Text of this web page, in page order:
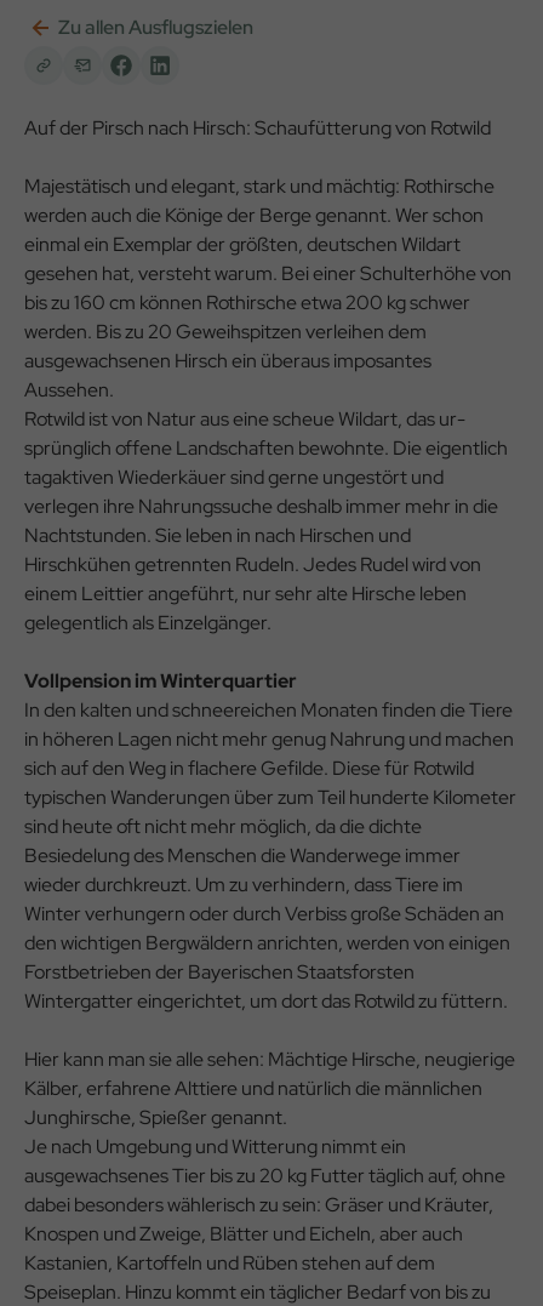
Zu allen Ausflugszielen
Auf der Pirsch nach Hirsch: Schaufütterung von Rotwild
Majestätisch und elegant, stark und mächtig: Rothirsche
werden auch die Könige der Berge genannt. Wer schon
ein­mal ein Exemplar der größten, deutschen Wildart
gesehen hat, versteht warum. Bei einer Schulterhöhe von
bis zu 160 cm können Rothirsche etwa 200 kg schwer
werden. Bis zu 20 Geweihspitzen verleihen dem
ausgewach­senen Hirsch ein überaus imposantes
Aussehen.
Rotwild ist von Natur aus eine scheue Wildart, das ur­
sprünglich offene Landschaften bewohnte. Die eigentlich
tagaktiven Wiederkäuer sind gerne ungestört und
verlegen ihre Nahrungssuche deshalb immer mehr in die
Nachtstun­den. Sie leben in nach Hirschen und
Hirschkühen getrennten Rudeln. Jedes Rudel wird von
einem Leittier angeführt, nur sehr alte Hirsche leben
gelegentlich als Einzelgänger.
Vollpension im Winterquartier
In den kalten und schneereichen Monaten finden die Tiere
in höheren Lagen nicht mehr genug Nahrung und machen
sich auf den Weg in flachere Gefilde. Diese für Rotwild
typischen Wanderungen über zum Teil hunderte Kilometer
sind heute oft nicht mehr möglich, da die dichte
Besiedelung des Menschen die Wanderwege immer
wieder durchkreuzt. Um zu verhindern, dass Tiere im
Winter verhungern oder durch Verbiss große Schäden an
den wichtigen Bergwäldern anrichten, werden von einigen
Forstbetrieben der Bayerischen Staatsforsten
Wintergatter eingerichtet, um dort das Rotwild zu füttern.
Hier kann man sie alle sehen: Mächtige Hirsche, neugierige
Kälber, erfahrene Alttiere und natürlich die männlichen
Junghirsche, Spießer genannt.
Je nach Umgebung und Witterung nimmt ein
ausgewachsenes Tier bis zu 20 kg Futter täglich auf, ohne
dabei be­sonders wählerisch zu sein: Gräser und Kräuter,
Knospen und Zweige, Blätter und Eicheln, aber auch
Kastanien, Kartoffeln und Rüben stehen auf dem
Speiseplan. Hinzu kommt ein täglicher Bedarf von bis zu